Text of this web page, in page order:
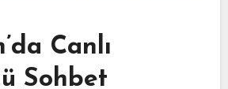
Canlı
Sohbet